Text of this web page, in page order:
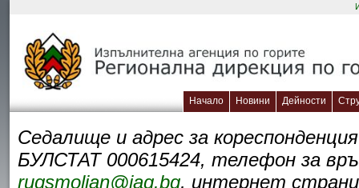
Начало Новини Дейности
Седалище и адрес за
БУЛСТАТ 000615424, телефон за
rugsmolian@iag.bg, интернет